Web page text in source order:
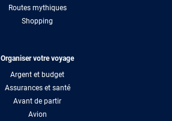
Routes mythiques
Shopping
Organiser votre voyage
Argent et budget
Assurances et santé
Avant de partir
Avion